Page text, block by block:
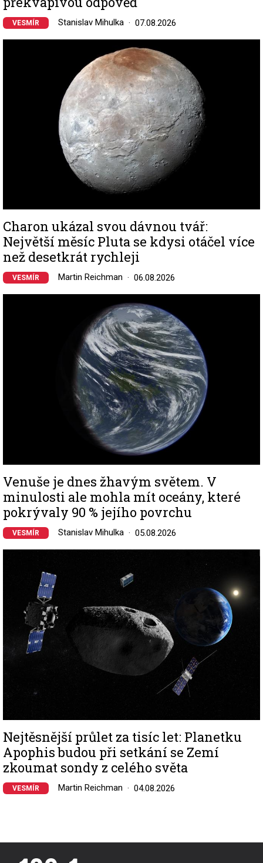
VESMÍR Stanislav Mihulka 07.08.2026
Charon ukázal svou dávnou tvář:
Největší měsíc Pluta se kdysi otáčel více
než desetkrát rychleji
VESMÍR Martin Reichman 06.08.2026
Venuše je dnes žhavým světem. V
minulosti ale mohla mít oceány, které
pokrývaly 90 % jejího povrchu
VESMÍR Stanislav Mihulka 05.08.2026
Nejtěsnější průlet za tisíc let: Planetku
Apophis budou při setkání se Zemí
zkoumat sondy z celého světa
VESMÍR Martin Reichman 04.08.2026